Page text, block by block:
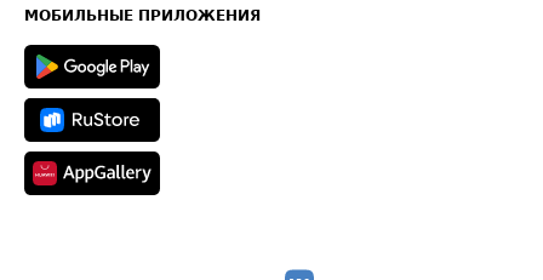
Техническая информация
МОБИЛЬНЫЕ ПРИЛОЖЕНИЯ